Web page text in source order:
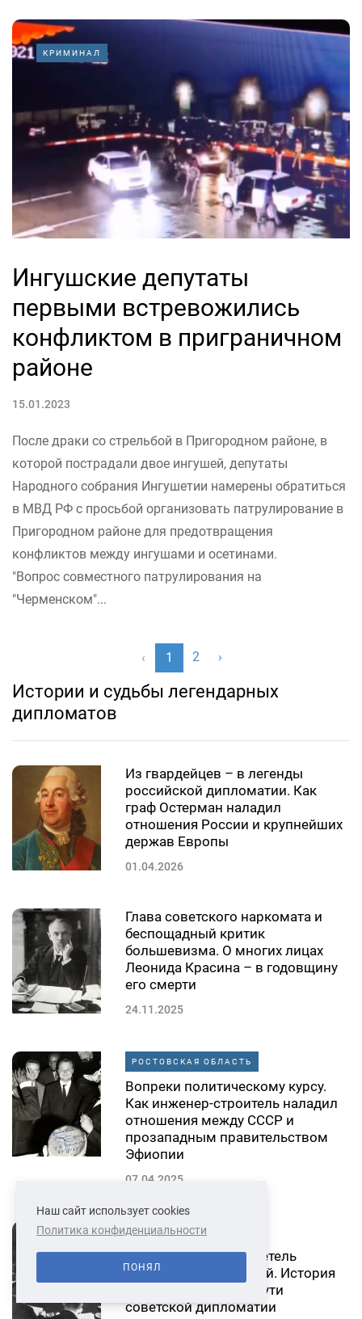
КРИМИНАЛ
Ингушские депутаты
первыми встревожились
конфликтом в приграничном
районе
15.01.2023
После драки со стрельбой в Пригородном районе, в
которой пострадали двое ингушей, депутаты
Народного собрания Ингушетии намерены обратиться
в МВД РФ с просьбой организовать патрулирование в
Пригородном районе для предотвращения
конфликтов между ингушами и осетинами.
"Вопрос совместного патрулирования на
"Черменском"...
‹ 1 2 ›
Истории и судьбы легендарных
дипломатов
Из гвардейцев – в легенды
российской дипломатии. Как
граф Остерман наладил
отношения России и крупнейших
держав Европы
01.04.2026
Глава советского наркомата и
беспощадный критик
большевизма. О многих лицах
Леонида Красина – в годовщину
его смерти
24.11.2025
РОСТОВСКАЯ ОБЛАСТЬ
Вопреки политическому курсу.
Как инженер-строитель наладил
отношения между СССР и
прозападным правительством
Эфиопии
07.04.2025
РОСТОВСКАЯ ОБЛАСТЬ
Невозмутимый свидетель
исторических событий. История
донского казака на пути
советской дипломатии
Наш сайт использует cookies
Политика конфиденциальности
ПОНЯЛ